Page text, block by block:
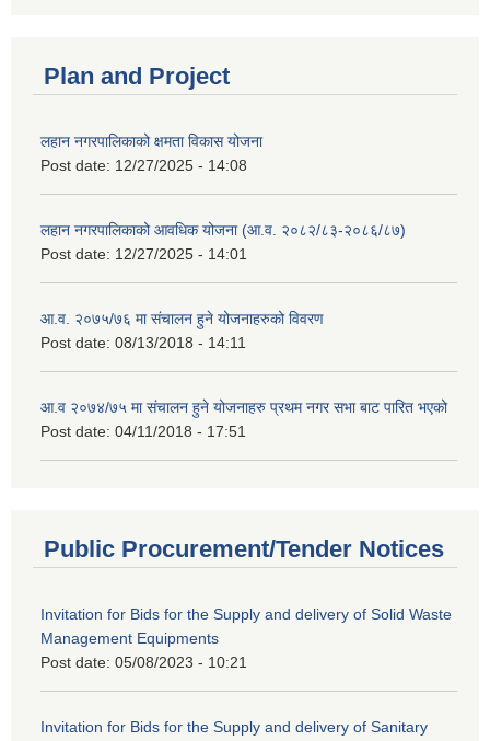
Plan and Project
लहान नगरपालिकाको क्षमता विकास योजना
Post date: 12/27/2025 - 14:08
लहान नगरपालिकाको आवधिक योजना (आ.व. २०८२/८३-२०८६/८७)
Post date: 12/27/2025 - 14:01
आ.व. २०७५/७६ मा संचालन हुने योजनाहरुको विवरण
Post date: 08/13/2018 - 14:11
आ.व २०७४/७५ मा संचालन हुने योजनाहरु प्रथम नगर सभा बाट पारित भएको
Post date: 04/11/2018 - 17:51
Public Procurement/Tender Notices
Invitation for Bids for the Supply and delivery of Solid Waste
Management Equipments
Post date: 05/08/2023 - 10:21
Invitation for Bids for the Supply and delivery of Sanitary